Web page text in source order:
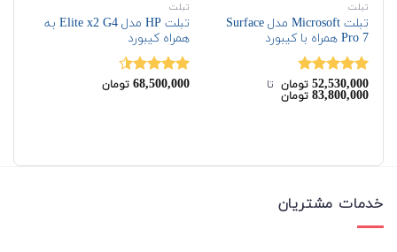
تبلت
تبلت Microsoft مدل Surface
Pro 7 همراه با کیبورد
نمره4.83
از 5
52,530,000 تومان‌ تا ‌
83,800,000 تومان
تبلت
تبلت HP مدل Elite x2 G4 به
همراه کیبورد
نمره4.43
68,500,000 تومان
خدمات مشتریان